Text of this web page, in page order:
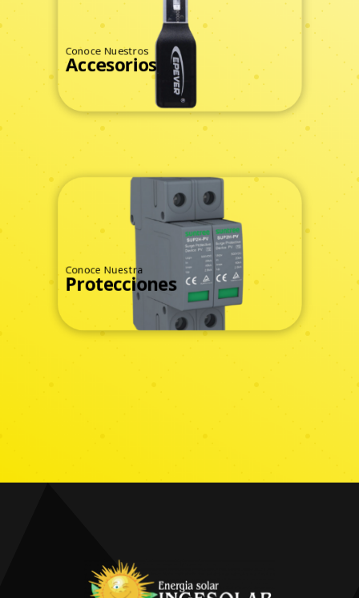
Conoce Nuestros
Accesorios
Ver Todos
Conoce Nuestra
Protecciones
Ver Todos